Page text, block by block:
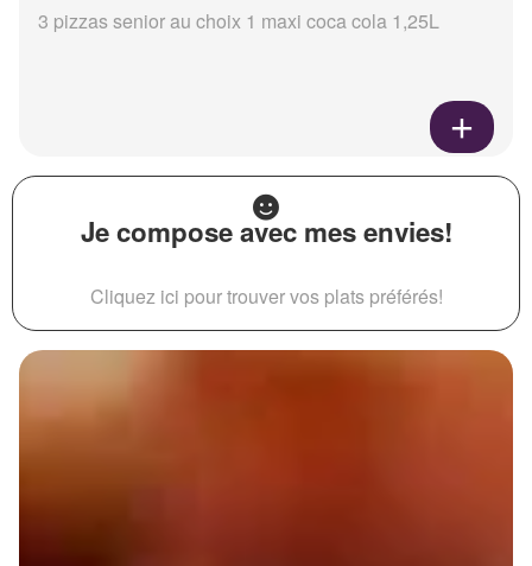
3 pizzas senior au choix 1 maxi coca cola 1,25L
Je compose avec mes envies!
Cliquez ici pour trouver vos plats préférés!